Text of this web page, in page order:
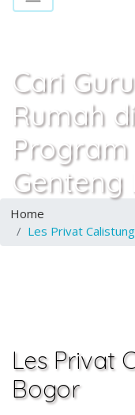
Cari
Rumah
Home
Les Privat
Les Privat
Bogor